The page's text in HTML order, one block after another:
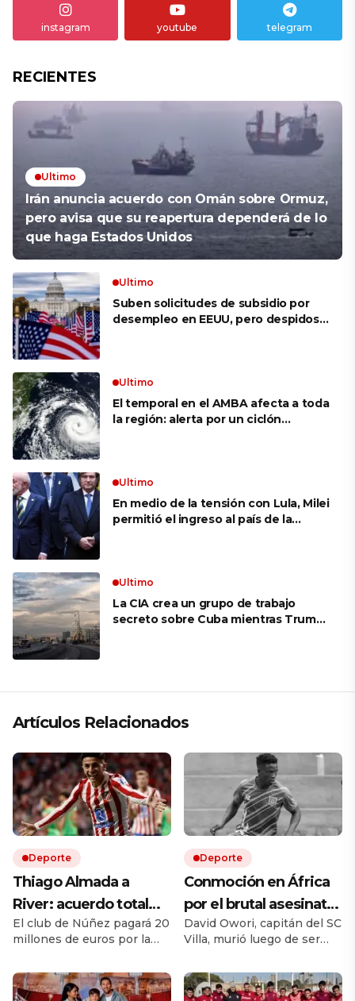
instagram youtube telegram
RECIENTES
Ultimo
Irán anuncia acuerdo con Omán sobre Ormuz,
pero avisa que su reapertura dependerá de lo
que haga Estados Unidos
Ultimo
Suben solicitudes de subsidio por
desempleo en EEUU, pero despidos
Ultimo
El temporal en el AMBA afecta a toda
la región: alerta por un ciclón
Ultimo
En medio de la tensión con Lula, Milei
permitió el ingreso al país de la
Ultimo
La CIA crea un grupo de trabajo
secreto sobre Cuba mientras Trump
Artículos Relacionados
Deporte
Thiago Almada a
River: acuerdo total
con Atlético de Madrid
y el campeón del
mundo llega por una
cifra récord
El club de Núñez pagará 20
millones de euros por la
Le ganó la pulseada a
Flamengo y es la
Deporte
Conmoción en África
por el brutal asesinato
de una de las figuras
del fútbol ugandés
David Owori, capitán del SC
Villa, murió luego de ser
durante un asalto ocurrido
en un barrio de Kampala.